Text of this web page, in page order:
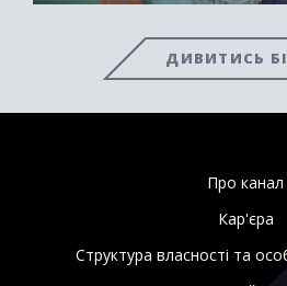
ДИВИТИСЬ
Про канал
Кар'єра
Структура власності та